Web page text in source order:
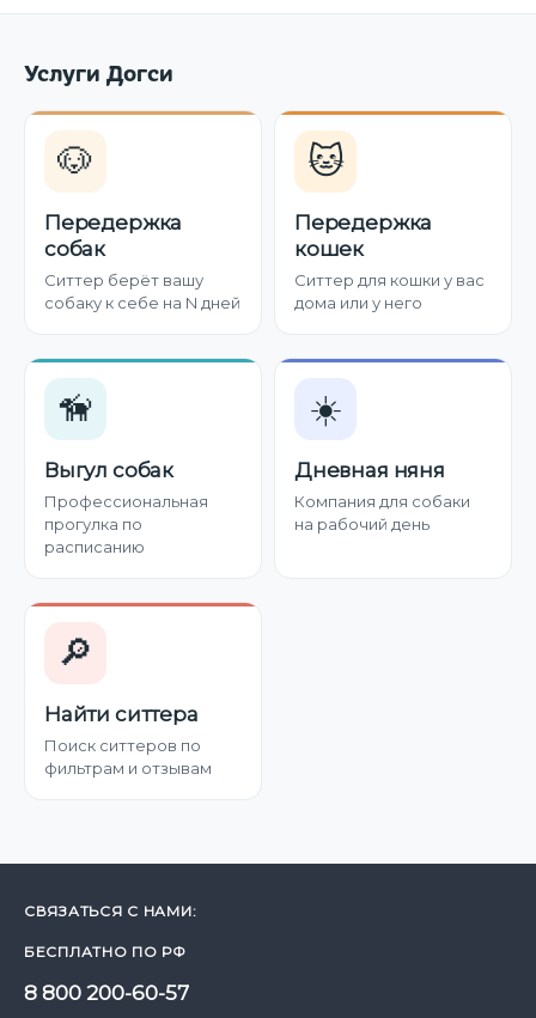
Услуги Догси
🐶
Передержка
собак
Ситтер берёт вашу
собаку к себе на N дней
🐱
Передержка
кошек
Ситтер для кошки у вас
дома или у него
🦮
Выгул собак
Профессиональная
прогулка по
расписанию
☀️
Дневная няня
Компания для собаки
на рабочий день
🔎
Найти ситтера
Поиск ситтеров по
фильтрам и отзывам
СВЯЗАТЬСЯ С НАМИ:
БЕСПЛАТНО ПО РФ
8 800 200-60-57